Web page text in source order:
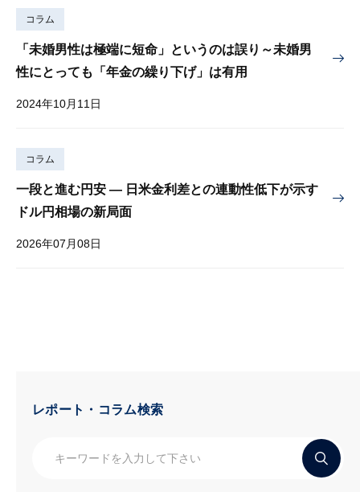
コラム
「未婚男性は極端に短命」というのは誤り～未婚男
性にとっても「年金の繰り下げ」は有用
2024年10月11日
コラム
一段と進む円安 — 日米金利差との連動性低下が示す
ドル円相場の新局面
2026年07月08日
レポート・コラム検索